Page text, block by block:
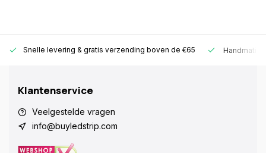
Snelle levering & gratis verzending boven de €65
Klantenservice
Veelgestelde vragen
info@buyledstrip.com